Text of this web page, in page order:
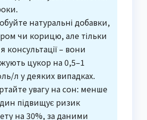
натуральні добавки,
чи корицю, але тільки
консультації – вони
цукор на 0,5–1
л у деяких випадках.
увагу на сон: менше
підвищує ризик
на 30%, за даними